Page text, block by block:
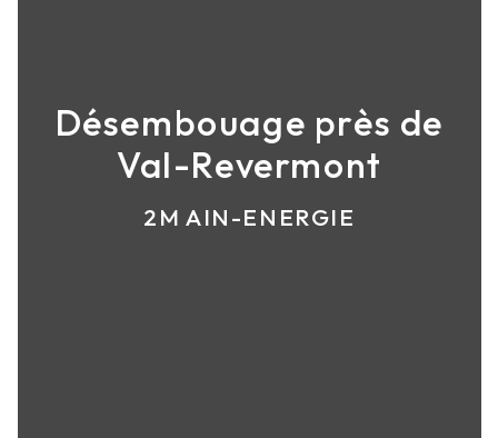
Désembouage près de
Val-Revermont
2M AIN-ENERGIE